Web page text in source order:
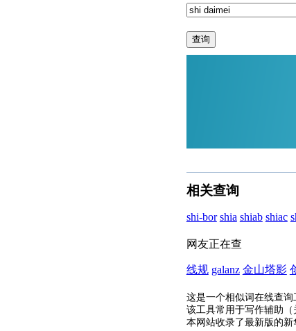
查询
相关查询
shi-bor shia shiab shiac
网友正在查
线规 galanz 金山塔影
这是一个相似词在线查
该工具常用于写作辅助（
本网站收录了最新版的